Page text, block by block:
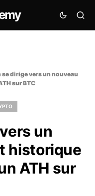
dirige vers un nouveau
sur BTC
un
historique
ATH sur